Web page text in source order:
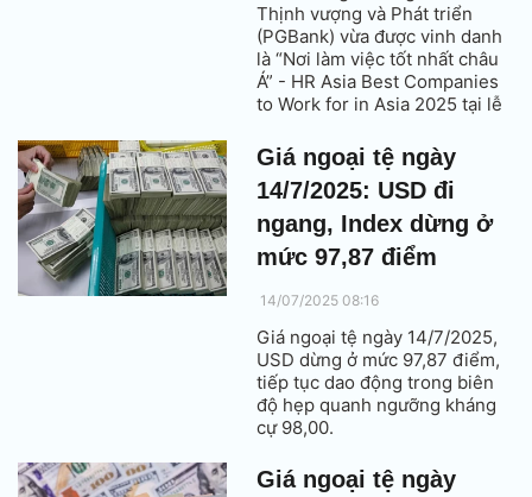
Thịnh vượng và Phát triển
(PGBank) vừa được vinh danh
là “Nơi làm việc tốt nhất châu
Á” - HR Asia Best Companies
to Work for in Asia 2025 tại lễ
(HRAA) do tạp chí nhân sự HR
Asia tổ chức.
Giá ngoại tệ ngày
14/7/2025: USD đi
ngang, Index dừng ở
mức 97,87 điểm
14/07/2025 08:16
Giá ngoại tệ ngày 14/7/2025,
USD dừng ở mức 97,87 điểm,
tiếp tục dao động trong biên
độ hẹp quanh ngưỡng kháng
cự 98,00.
Giá ngoại tệ ngày